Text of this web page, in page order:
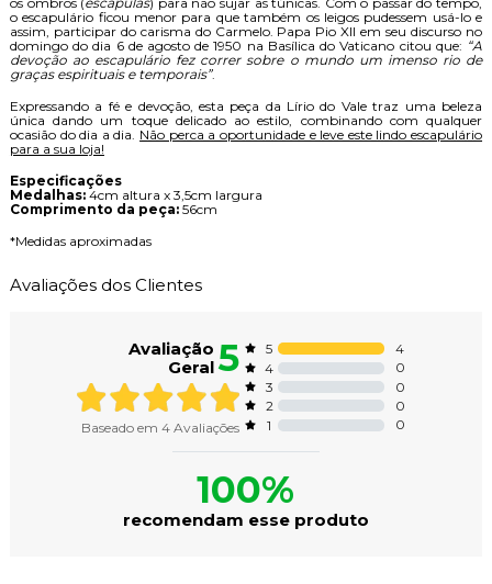
o escapulário ficou menor para que também os leigos pudessem usá-lo e
assim, participar do carisma do Carmelo. Papa Pio XII em seu discurso no
domingo do dia 6 de agosto de 1950 na Basílica do Vaticano citou que: “A
devoção ao escapulário fez correr sobre o mundo um imenso rio de
graças espirituais e temporais”.
Expressando a fé e devoção, esta peça da Lírio do Vale traz uma beleza
única dando um toque delicado ao estilo, combinando com qualquer
ocasião do dia a dia. Não perca a oportunidade e leve este lindo escapulário
para a sua loja!
Especificações
Medalhas:4cm altura x 3,5cm largura
Comprimento da peça:56cm
*Medidas aproximadas
Avaliações dos Clientes
Avaliação
Geral5
Baseado em 4Avaliações
5
4
4
0
3
0
2
0
1
0
100%
recomendam esse produto